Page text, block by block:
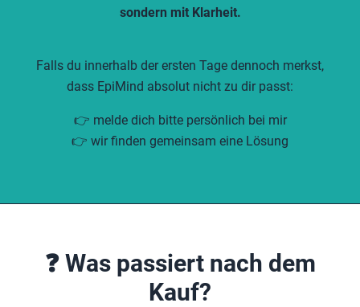
sondern mit Klarheit.
Falls du innerhalb der ersten Tage dennoch merkst,
dass EpiMind absolut nicht zu dir passt:
👉 melde dich bitte persönlich bei mir
👉 wir finden gemeinsam eine Lösung
❓ Was passiert nach dem
Kauf?